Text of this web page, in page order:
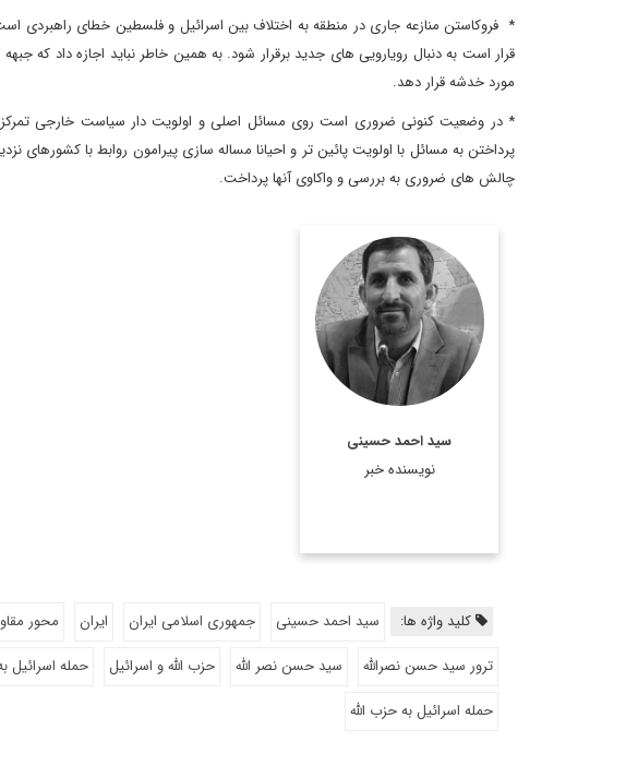
* فروکاستن منازعه جاری در منطقه به اختلاف بین اسرائیل و فلسطین خطای
قرار است به دنبال رویارویی های جدید برقرار شود. به همین خاطر نباید اجازه داد که
مورد خدشه قرار دهد.
* در وضعیت کنونی ضروری است روی مسائل اصلی و اولویت دار سیاست خارجی
پرداختن به مسائل با اولویت پائین تر و احیانا مساله سازی پیرامون روابط با
چالش های ضروری به بررسی و واکاوی آنها پرداخت.
سید احمد حسینی
نویسنده خبر
کارشناس و تحلیل گر ارشد
مسائل سیاسی و بین
المللی.
اطلاعات بیشتر
کلید واژه ها: سید احمد حسینی جمهوری اسلامی ایران ایران محور
ترور سید حسن نصرالله
سید حسن نصر الله حزب الله و اسرائیل حمله اسرائیل
حمله اسرائیل به حزب الله